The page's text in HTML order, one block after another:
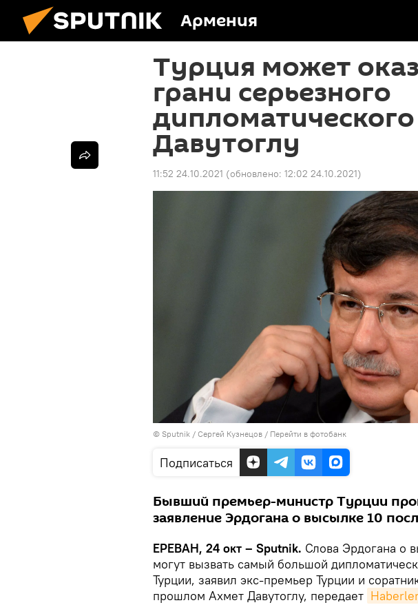
Армения
Турция может
грани серьезного
дипломатического
Давутоглу
11:52 24.10.2021 (обновлено: 12:02 24.10.2021)
© Sputnik / Сергей Кузнецов / Перейти в фотобанк
Подписаться
Бывший премьер-министр Турции
заявление Эрдогана о высылке 10
ЕРЕВАН, 24 окт – Sputnik. Слова Эрдогана о
могут вызвать самый большой
Турции, заявил экс-премьер Турции и
прошлом Ахмет Давутоглу, передает